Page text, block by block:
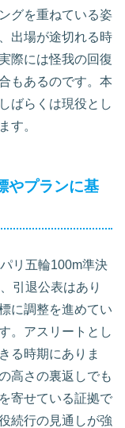
グを重ねている姿
出場が途切れる時
際には怪我の回復
もあるのです。本
ばらくは現役とし
す。
やプランに基
リ五輪100m準決
引退公表はあり
に調整を進めてい
。アスリートとし
る時期にありま
高さの裏返しでも
寄せている証拠で
続行の見通しが強